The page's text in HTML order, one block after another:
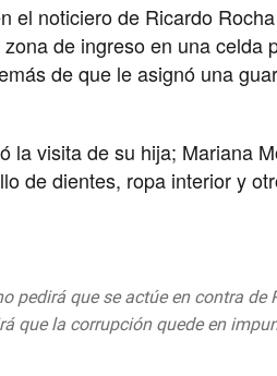
el noticiero de Ricardo
de ingreso en una celda
de que le asignó una
la visita de su hija; Mariana
de dientes, ropa interior y
pedirá que se actúe en contra de
que la corrupción quede en